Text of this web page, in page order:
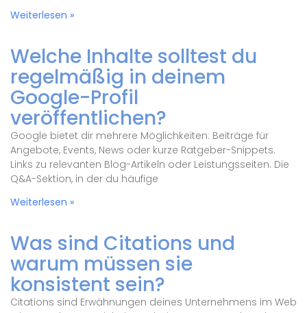
Weiterlesen »
Welche Inhalte solltest du
regelmäßig in deinem
Google-Profil
veröffentlichen?
Google bietet dir mehrere Möglichkeiten: Beiträge für
Angebote, Events, News oder kurze Ratgeber-Snippets.
Links zu relevanten Blog-Artikeln oder Leistungsseiten. Die
Q&A-Sektion, in der du häufige
Weiterlesen »
Was sind Citations und
warum müssen sie
konsistent sein?
Citations sind Erwähnungen deines Unternehmens im Web